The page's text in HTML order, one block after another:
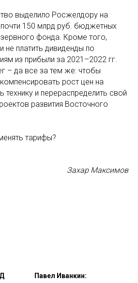
выделило Росжелдору на
150 млрд руб. бюджетных
фонда. Кроме того,
не платить дивиденды по
из прибыли за 2021–2022 гг.
– да все за тем же: чтобы
рост цен на
технику и перераспределить свой
развития Восточного
тарифы?
Захар Максимов
Павел Иванкин: